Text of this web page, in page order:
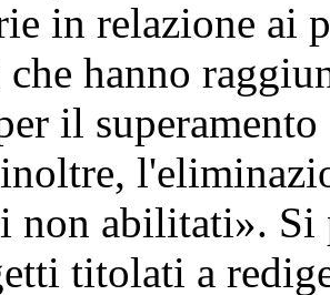
in relazione ai
che hanno
il
non abilitati». Si
titolati a